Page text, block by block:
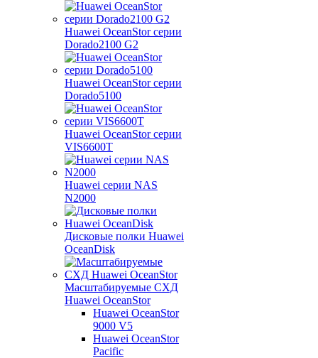
Huawei OceanStor серии
Dorado2100 G2
Huawei OceanStor серии
Dorado5100
Huawei OceanStor серии
VIS6600T
Huawei серии NAS
N2000
Дисковые полки Huawei
OceanDisk
Масштабируемые СХД
Huawei OceanStor
Huawei OceanStor
9000 V5
Huawei OceanStor
Pacific